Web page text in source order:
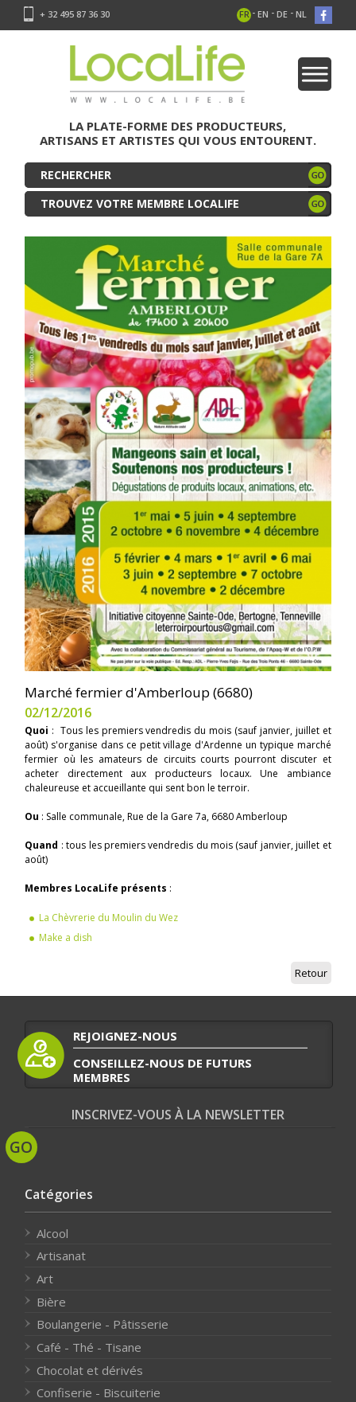
+ 32 495 87 36 30 FR - EN - DE - NL
LA PLATE-FORME DES PRODUCTEURS,
ARTISANS ET ARTISTES QUI VOUS ENTOURENT.
TROUVEZ VOTRE MEMBRE LOCALIFE
Marché fermier d'Amberloup (6680)
02/12/2016
Quoi : Tous les premiers vendredis du mois (sauf janvier, juillet et
août) s'organise dans ce petit village d'Ardenne un typique marché
fermier où les amateurs de circuits courts pourront discuter et
acheter directement aux producteurs locaux. Une ambiance
chaleureuse et accueillante qui sent bon le terroir.
Ou : Salle communale, Rue de la Gare 7a, 6680 Amberloup
Quand : tous les premiers vendredis du mois (sauf janvier, juillet et
août)
Membres LocaLife présents :
La Chèvrerie du Moulin du Wez
Make a dish
Retour
REJOIGNEZ-NOUS
CONSEILLEZ-NOUS DE FUTURS
MEMBRES
INSCRIVEZ-VOUS À LA NEWSLETTER
Catégories
Alcool
Artisanat
Art
Bière
Boulangerie - Pâtisserie
Café - Thé - Tisane
Chocolat et dérivés
Confiserie - Biscuiterie